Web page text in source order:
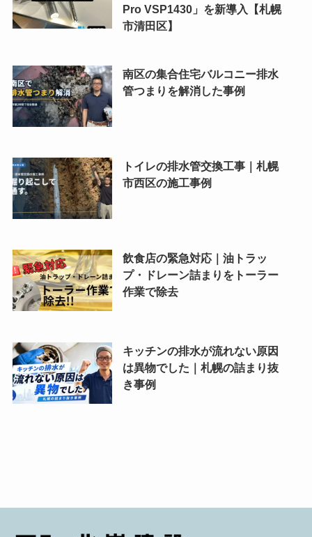
Pro VSP1430」を新導入【札幌
市清田区】
南区の集合住宅バルコニー排水
管つまりを解消した事例
トイレの排水管交換工事｜札幌
市西区の施工事例
飲食店の緊急対応｜油トラッ
プ・ドレーン詰まりをトーラー
作業で除去
キッチンの排水が流れない原因
は異物でした｜札幌の詰まり抜
き事例